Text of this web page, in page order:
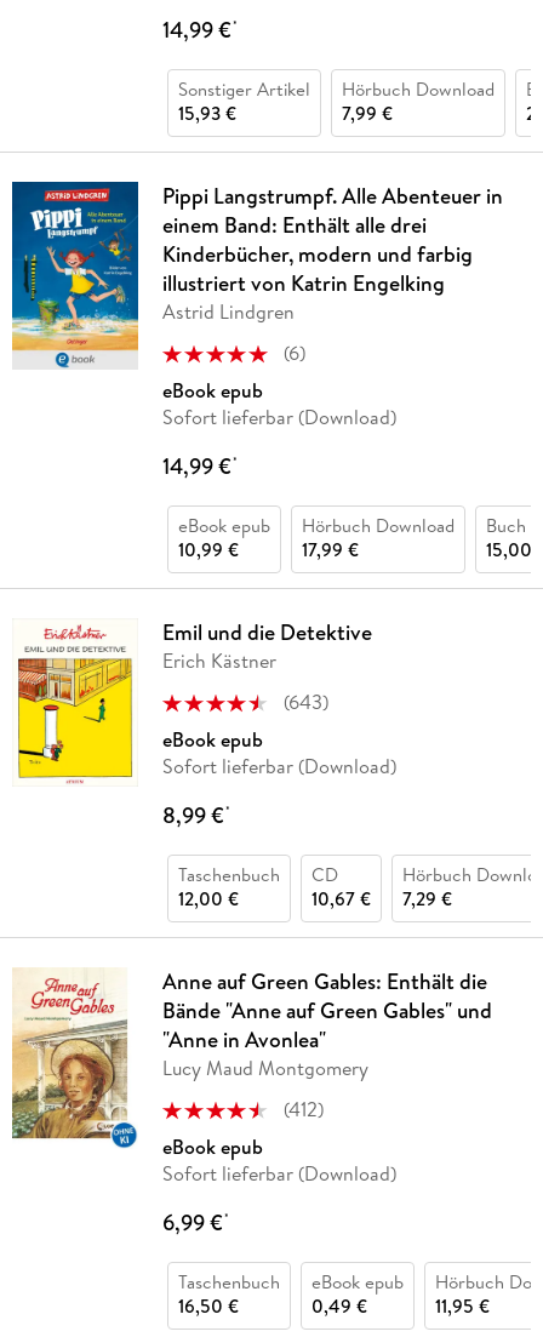
14,99 €*
Sonstiger Artikel
15,93 €
Hörbuch Download
7,99 €
Pippi Langstrumpf. Alle Abenteuer in
einem Band: Enthält alle drei
Kinderbücher, modern und farbig
illustriert von Katrin Engelking
Astrid Lindgren
(6)
eBook epub
Sofort lieferbar (Download)
14,99 €*
eBook epub
10,99 €
Hörbuch Download
17,99 €
Buch
15,00
Emil und die Detektive
Erich Kästner
(643)
eBook epub
Sofort lieferbar (Download)
8,99 €*
Taschenbuch
12,00 €
CD
10,67 €
Hörbuch
7,29 €
Anne auf Green Gables: Enthält die
Bände "Anne auf Green Gables" und
"Anne in Avonlea"
Lucy Maud Montgomery
(412)
eBook epub
Sofort lieferbar (Download)
6,99 €*
Taschenbuch
16,50 €
eBook epub
0,49 €
Hörbuch
11,95 €